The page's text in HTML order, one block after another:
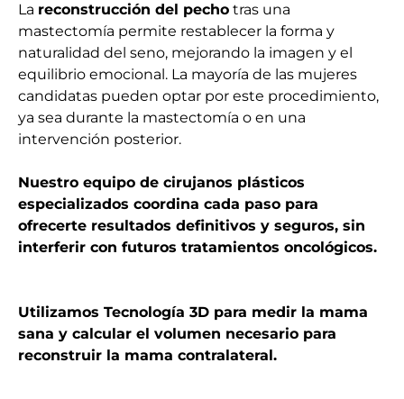
La reconstrucción del pecho tras una
mastectomía permite restablecer la forma y
naturalidad del seno, mejorando la imagen y el
equilibrio emocional. La mayoría de las mujeres
candidatas pueden optar por este procedimiento,
ya sea durante la mastectomía o en una
intervención posterior.
Nuestro equipo de cirujanos plásticos
especializados coordina cada paso para
ofrecerte resultados definitivos y seguros, sin
interferir con futuros tratamientos oncológicos.
Utilizamos Tecnología 3D para medir la mama
sana y calcular el volumen necesario para
reconstruir la mama contralateral.